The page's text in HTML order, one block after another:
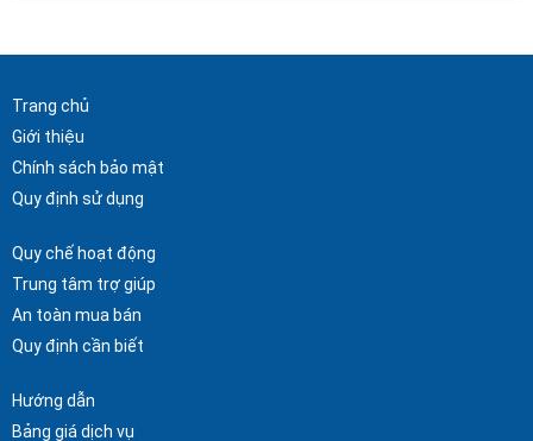
Trang chủ
Giới thiệu
Chính sách bảo mật
Quy định sử dụng
Quy chế hoạt động
Trung tâm trợ giúp
An toàn mua bán
Quy định cần biết
Hướng dẫn
Bảng giá dịch vụ